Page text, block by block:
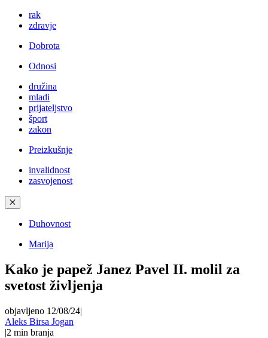
rak
zdravje
Dobrota
Odnosi
družina
mladi
prijateljstvo
šport
zakon
Preizkušnje
invalidnost
zasvojenost
✕
Duhovnost
Marija
Kako je papež Janez Pavel II. molil za
svetost življenja
objavljeno 12/08/24|
Aleks Birsa Jogan
|2 min branja